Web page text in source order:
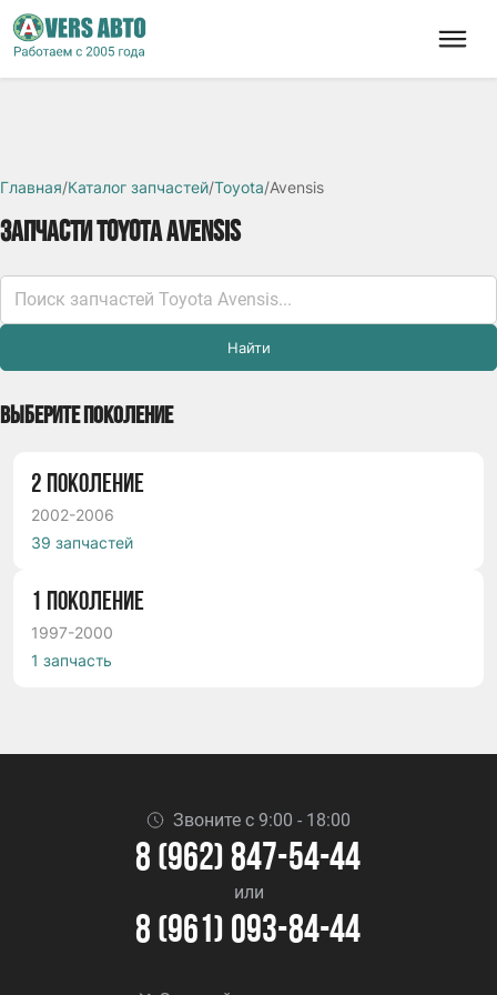
Главная/Каталог запчастей/Toyota/Avensis
ЗАПЧАСТИ TOYOTA AVENSIS
Найти
ВЫБЕРИТЕ ПОКОЛЕНИЕ
2 ПОКОЛЕНИЕ
2002-2006
39 запчастей
1 ПОКОЛЕНИЕ
1997-2000
1 запчасть
Звоните с 9:00 - 18:00
8 (962) 847-54-44
или
8 (961) 093-84-44